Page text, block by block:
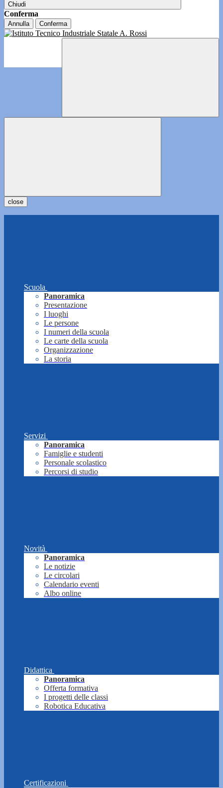
Chiudi
Conferma
Annulla Conferma
close
Scuola
Panoramica
Presentazione
I luoghi
Le persone
I numeri della scuola
Le carte della scuola
Organizzazione
La storia
Servizi
Panoramica
Famiglie e studenti
Personale scolastico
Percorsi di studio
Novità
Panoramica
Le notizie
Le circolari
Calendario eventi
Albo online
Didattica
Panoramica
Offerta formativa
I progetti delle classi
Robotica Educativa
Certificazioni